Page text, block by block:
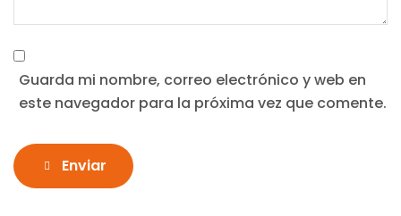
Guarda mi nombre, correo electrónico y web en
este navegador para la próxima vez que comente.
Enviar